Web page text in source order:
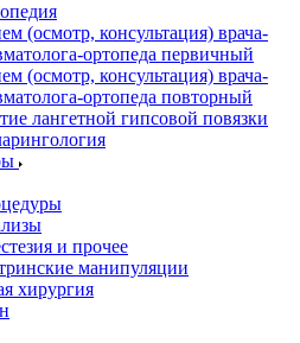
(осмотр, консультация) врача-
ортопеда первичный
(осмотр, консультация) врача-
ортопеда повторный
лангетной гипсовой повязки
и прочее
манипуляции
хирургия